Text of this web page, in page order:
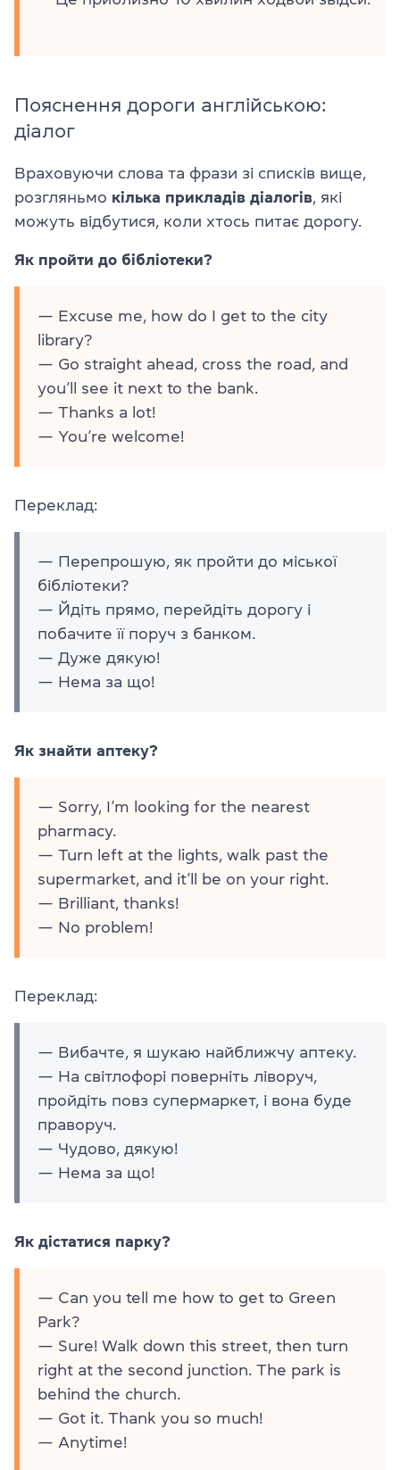
Пояснення дороги англійською:
діалог
Враховуючи слова та фрази зі списків вище,
розгляньмо кілька прикладів діалогів, які
можуть відбутися, коли хтось питає дорогу.
Як пройти до бібліотеки?
— Excuse me, how do I get to the city
library?
— Go straight ahead, cross the road, and
you’ll see it next to the bank.
— Thanks a lot!
— You’re welcome!
Переклад:
— Перепрошую, як пройти до міської
бібліотеки?
— Йдіть прямо, перейдіть дорогу і
побачите її поруч з банком.
— Дуже дякую!
— Нема за що!
Як знайти аптеку?
— Sorry, I’m looking for the nearest
pharmacy.
— Turn left at the lights, walk past the
supermarket, and it’ll be on your right.
— Brilliant, thanks!
— No problem!
Переклад:
— Вибачте, я шукаю найближчу аптеку.
— На світлофорі поверніть ліворуч,
пройдіть повз супермаркет, і вона буде
праворуч.
— Чудово, дякую!
— Нема за що!
Як дістатися парку?
— Can you tell me how to get to Green
Park?
— Sure! Walk down this street, then turn
right at the second junction. The park is
behind the church.
— Got it. Thank you so much!
— Anytime!